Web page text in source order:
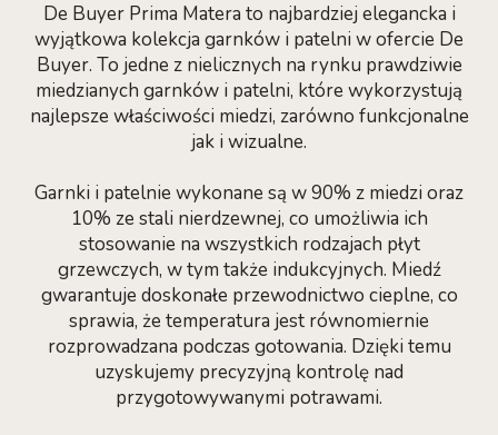
De Buyer Prima Matera to najbardziej elegancka i
wyjątkowa kolekcja garnków i patelni w ofercie De
Buyer. To jedne z nielicznych na rynku prawdziwie
miedzianych garnków i patelni, które wykorzystują
najlepsze właściwości miedzi, zarówno funkcjonalne
jak i wizualne.
Garnki i patelnie wykonane są w 90% z miedzi oraz
10% ze stali nierdzewnej, co umożliwia ich
stosowanie na wszystkich rodzajach płyt
grzewczych, w tym także indukcyjnych. Miedź
gwarantuje doskonałe przewodnictwo cieplne, co
sprawia, że temperatura jest równomiernie
rozprowadzana podczas gotowania. Dzięki temu
uzyskujemy precyzyjną kontrolę nad
przygotowywanymi potrawami.